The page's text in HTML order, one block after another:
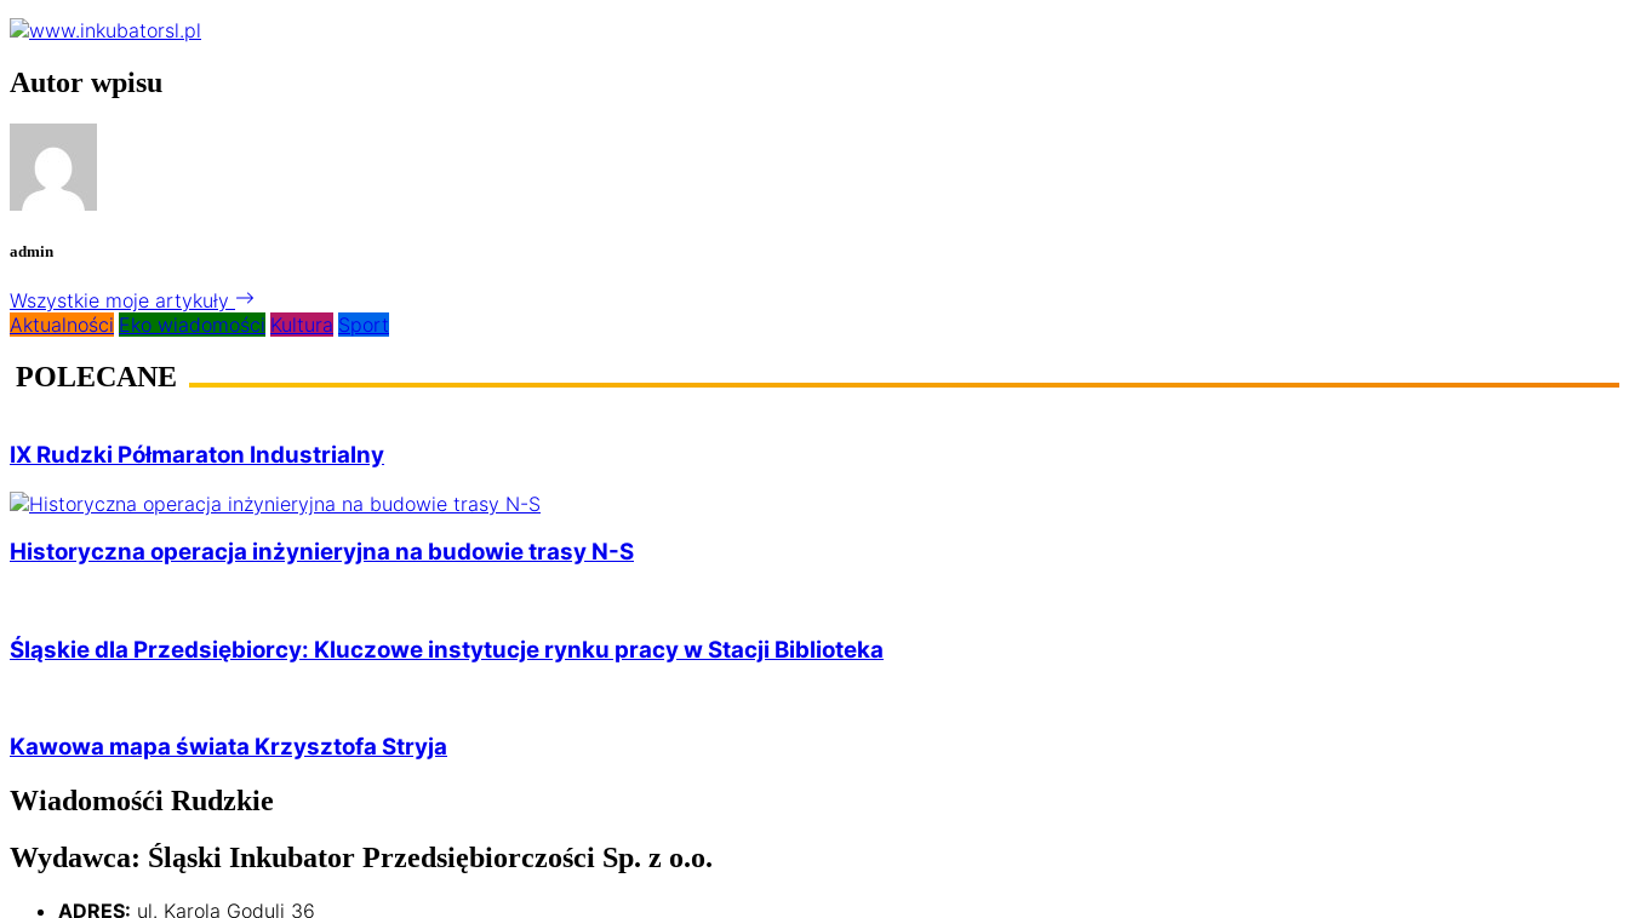
Autor wpisu
admin
Wszystkie moje artykuły
Aktualności Eko wiadomości Kultura Sport
POLECANE
IX Rudzki Półmaraton Industrialny
Historyczna operacja inżynieryjna na budowie trasy N-S
Śląskie dla Przedsiębiorcy: Kluczowe instytucje rynku pracy w Stacji Biblioteka
Kawowa mapa świata Krzysztofa Stryja
Wiadomośći Rudzkie
Wydawca: Śląski Inkubator Przedsiębiorczości Sp. z o.o.
ADRES: ul. Karola Goduli 36